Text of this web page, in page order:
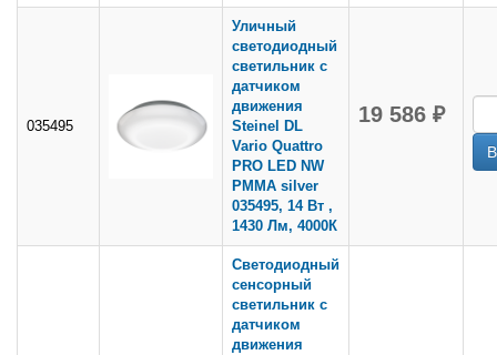
035495
Уличный
светодиодный
светильник с
датчиком
движения
Steinel DL
Vario Quattro
PRO LED NW
PMMA silver
035495, 14 Вт ,
1430 Лм, 4000К
19 586 ₽
Светодиодный
сенсорный
светильник с
датчиком
движения